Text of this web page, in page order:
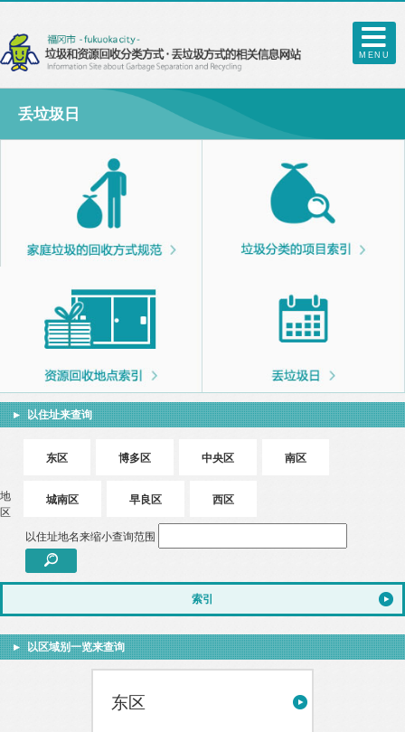
MENU
丢垃圾日
以住址来查询
地
区
东区 博多区 中央区 南区
城南区 早良区 西区
以住址地名来缩小查询范围
索引
以区域别一览来查询
东区